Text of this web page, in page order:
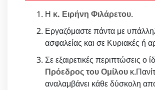
Η κ. Ειρήνη Φιλάρετου.
Εργαζόμαστε πάντα με
ασφαλείας και σε Κυριακές ή
Σε εξαιρετικές περιπτώσεις ο
Πρόεδρος του Ομίλου
αναλαμβάνει κάθε δύσκολη